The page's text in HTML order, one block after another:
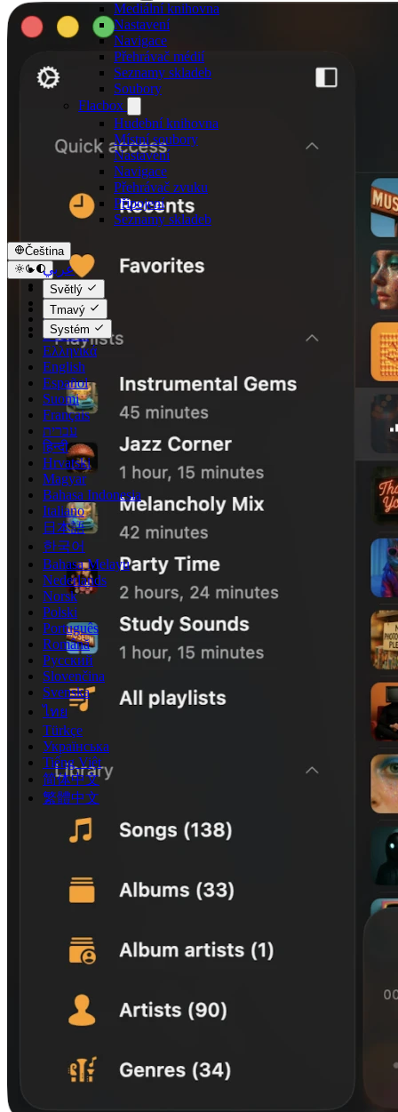
Mediální knihovna
Nastavení
Navigace
Přehrávač médií
Seznamy skladeb
Soubory
Flacbox
Hudební knihovna
Místní soubory
Nastavení
Navigace
Přehrávač zvuku
Připojení
Seznamy skladeb
Čeština
عربي
Català
Čeština
Dansk
Deutsch
Ελληνικά
English
Español
Suomi
Français
עברית
हिन्दी
Hrvatski
Magyar
Bahasa Indonesia
Italiano
日本語
한국어
Bahasa Melayu
Nederlands
Norsk
Polski
Português
Română
Русский
Slovenčina
Svenska
ไทย
Türkçe
Українська
Tiếng Việt
简体中文
繁體中文
Světlý
Tmavý
Systém